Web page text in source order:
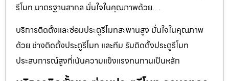
รีโมท มาตรฐานสากล มั่นใจในคุณภาพด้วย…
บริการติดตั้งและซ่อมประตูรีโมทสะพานสูง มั่นใจในคุณภาพ
ด้วย ช่างติดตั้งประตูรีโมท และทีม รับติดตั้งประตูรีโมท
ประสบการณ์สูงที่เน้นความแข็งแรงทนทานเป็นหลัก